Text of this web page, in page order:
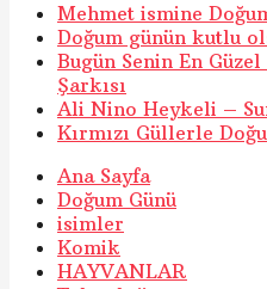
Mehmet ismine
Doğum günün kutlu
Bugün Senin En
Şarkısı
Ali Nino Heykeli –
Kırmızı Güllerle
Ana Sayfa
Doğum Günü
isimler
Komik
HAYVANLAR